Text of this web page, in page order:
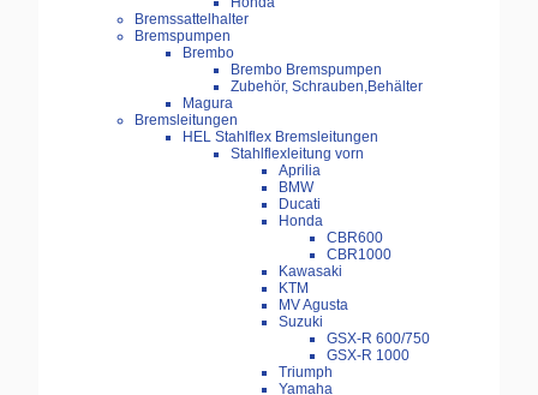
Bremssattelhalter
Bremspumpen
Brembo
Brembo Bremspumpen
Zubehör, Schrauben,Behälter
Magura
Bremsleitungen
HEL Stahlflex Bremsleitungen
Stahlflexleitung vorn
Aprilia
BMW
Ducati
Honda
CBR600
CBR1000
Kawasaki
KTM
MV Agusta
Suzuki
GSX-R 600/750
GSX-R 1000
Triumph
Yamaha